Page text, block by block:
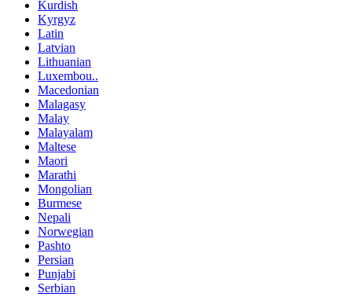
Kurdish
Kyrgyz
Latin
Latvian
Lithuanian
Luxembou..
Macedonian
Malagasy
Malay
Malayalam
Maltese
Maori
Marathi
Mongolian
Burmese
Nepali
Norwegian
Pashto
Persian
Punjabi
Serbian